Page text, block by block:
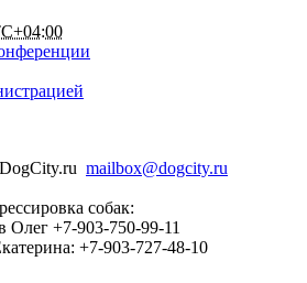
mailbox@dogcity.ru
собак:
Олег +7-903-750-99-11
+7-903-727-48-10